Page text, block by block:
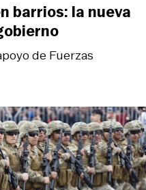
de Fuerzas
barrios: la nueva